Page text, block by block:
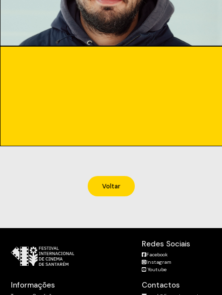
Voltar
Contactos
Informações
Redes Sociais
Facebook
Instagram
Youtube